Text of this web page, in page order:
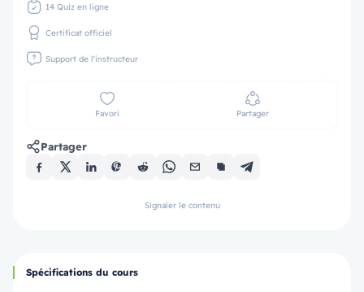
14 Quiz en ligne
Certificat officiel
Support de l'instructeur
Favori Partager
Partager
Signaler le contenu
Spécifications du cours